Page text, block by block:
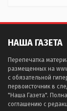
НАША ГАЗЕТА
Перепечатка
размещенных на
с обязательной
первоисточник в
"Наша Газета".
соглашению с